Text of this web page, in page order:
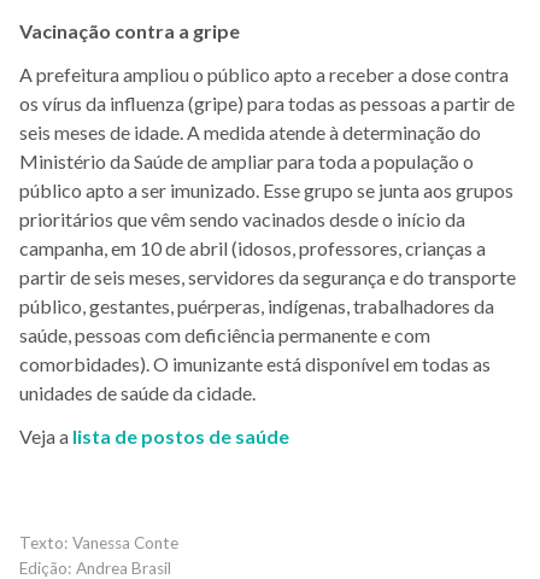
Vacinação contra a gripe
A prefeitura ampliou o público apto a receber a dose contra
os vírus da influenza (gripe) para todas as pessoas a partir de
seis meses de idade. A medida atende à determinação do
Ministério da Saúde de ampliar para toda a população o
público apto a ser imunizado. Esse grupo se junta aos grupos
prioritários que vêm sendo vacinados desde o início da
campanha, em 10 de abril (idosos, professores, crianças a
partir de seis meses, servidores da segurança e do transporte
público, gestantes, puérperas, indígenas, trabalhadores da
saúde, pessoas com deficiência permanente e com
comorbidades). O imunizante está disponível em todas as
unidades de saúde da cidade.
Veja a lista de postos de saúde
Vanessa Conte
Andrea Brasil